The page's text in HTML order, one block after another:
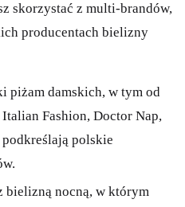
skorzystać z multi-brandów,
producentach bielizny
piżam damskich, w tym od
Fashion, Doctor Nap,
polskie
bielizną nocną, w którym